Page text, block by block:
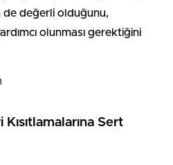
de değerli olduğunu,
olunması gerektiğini
Sert